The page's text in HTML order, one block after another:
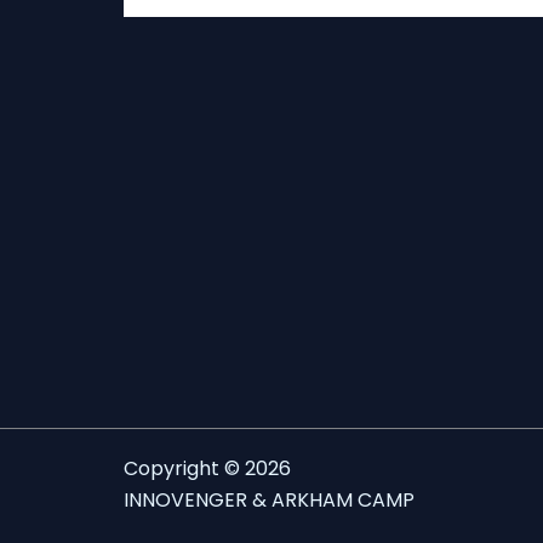
Copyright © 2026
INNOVENGER & ARKHAM CAMP